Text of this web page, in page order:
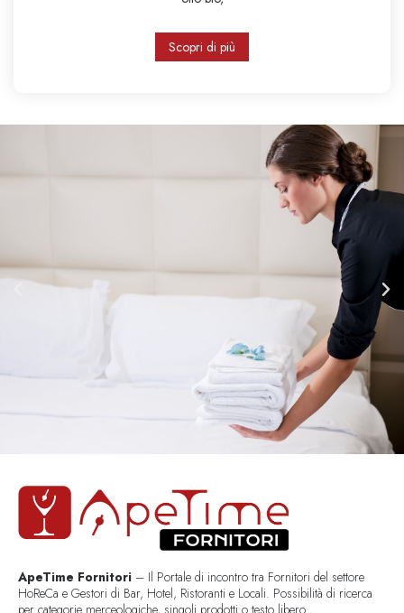
Scopri di più
ApeTime Fornitori – Il Portale di incontro tra Fornitori del settore
HoReCa e Gestori di Bar, Hotel, Ristoranti e Locali. Possibilità di ricerca
per categorie merceologiche, singoli prodotti o testo libero..